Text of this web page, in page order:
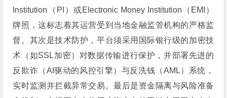
Institution（PI）或Electronic Money Institution（EMI）
牌照，这标志着其运营受到当地金融监管机构的严格监
督。其次是技术防护，平台须采用国际银行级的加密技
术（如SSL加密）对数据传输进行保护，并部署先进的
反欺诈（AI驱动的风控引擎）与反洗钱（AML）系统，
实时监测并拦截异常交易。最后是资金隔离与风险准备